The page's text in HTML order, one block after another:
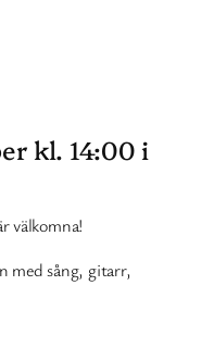
kl. 14:00 i
välkomna!
med sång, gitarr,